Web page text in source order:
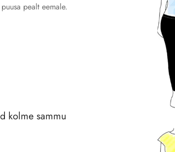
pealt eemale.
kolme sammu